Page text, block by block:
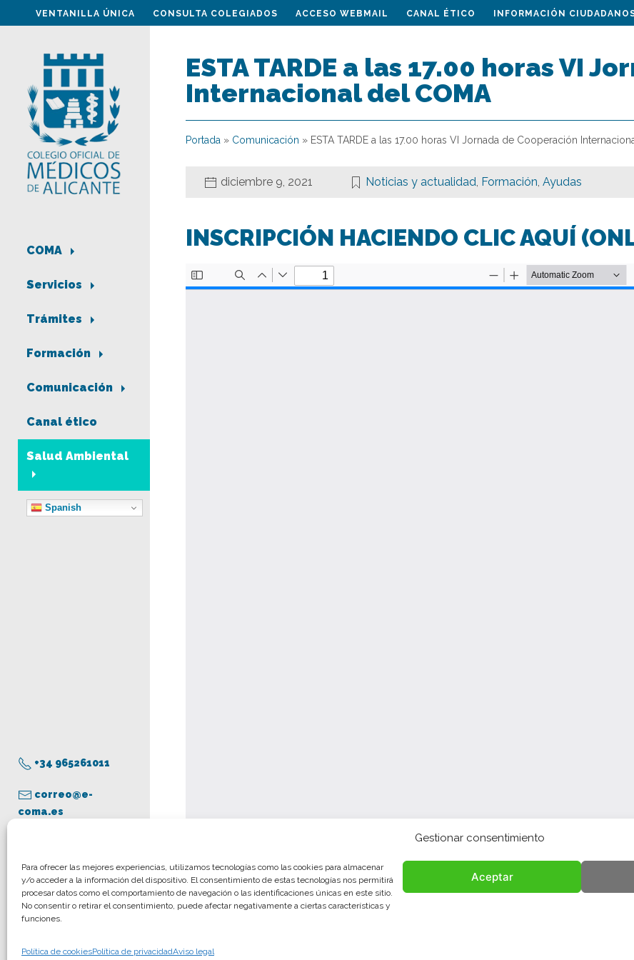
Gestionar consentimiento
Para ofrecer las mejores experiencias, utilizamos tecnologías como las cookies para almacenar
y/o acceder a la información del dispositivo. El consentimiento de estas tecnologías nos permitirá
procesar datos como el comportamiento de navegación o las identificaciones únicas en este sitio.
No consentir o retirar el consentimiento, puede afectar negativamente a ciertas características y
funciones.
Aceptar
Política de cookiesPolítica de privacidadAviso legal
VENTANILLA ÚNICA CONSULTA COLEGIADOS ACCESO WEBMAIL CANAL ÉTICO INFORMACIÓN
COMA
Servicios
Trámites
Formación
Comunicación
Canal ético
Salud Ambiental
Spanish
+34 965261011
correo@e-
coma.es
Aviso legal
Política de privacidad
Política de cookies
reservados
ESTA TARDE a las 17.00 horas VI
Internacional del COMA
Portada » Comunicación » ESTA TARDE a las 17.00 horas VI Jornada de Cooperación
diciembre 9, 2021 Noticias y actualidad, Formación, Ayudas
INSCRIPCIÓN HACIENDO CLIC AQUÍ